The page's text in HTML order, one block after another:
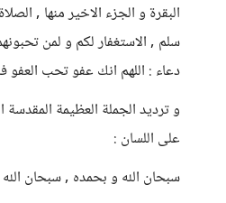
البقرة و الجزء الاخير منها ,
سلم , الاستغفار لكم و لمن
دعاء : اللهم انك عفو تحب العفو
و ترديد الجملة العظيمة المقدسة
على اللسان :
سبحان الله و بحمده , سبحان